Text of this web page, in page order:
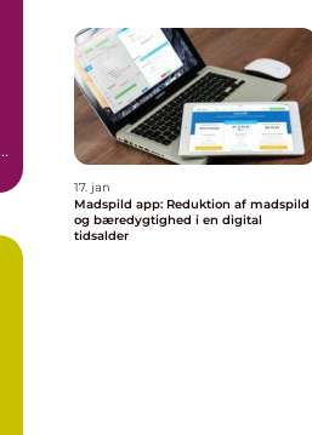
17. jan
Madspild app: Reduktion af madspild
og bæredygtighed i en digital
tidsalder